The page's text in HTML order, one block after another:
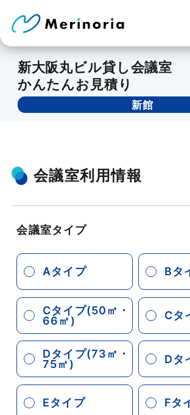
新大阪丸ビル貸し会議室
かんたんお見積り
新館
会議室利用情報
会議室タイプ
Aタイプ Bタ
Cタイプ(50㎡・
66㎡)
Cタ
Dタイプ(73㎡・
75㎡)
Dタ
Eタイプ Fタ